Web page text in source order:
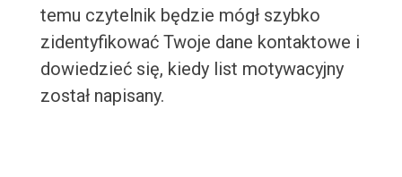
temu czytelnik będzie mógł szybko
zidentyfikować Twoje dane kontaktowe i
dowiedzieć się, kiedy list motywacyjny
został napisany.